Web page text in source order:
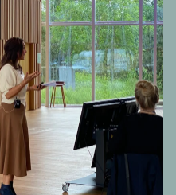
hvad du taler om. Fordi
samme fundament. Du skal
noget for dig.